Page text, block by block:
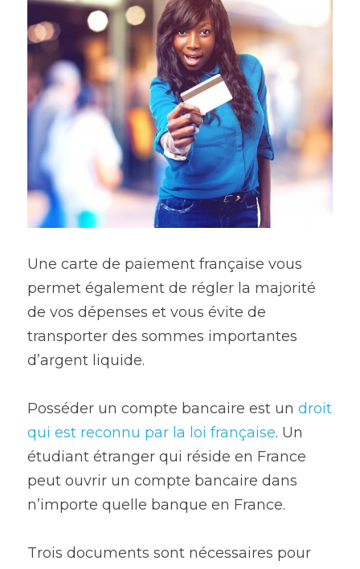
Une carte de paiement française vous
permet également de régler la majorité
de vos dépenses et vous évite de
transporter des sommes importantes
d’argent liquide.
Posséder un compte bancaire est un droit
qui est reconnu par la loi française. Un
étudiant étranger qui réside en France
peut ouvrir un compte bancaire dans
n’importe quelle banque en France.
Trois documents sont nécessaires pour